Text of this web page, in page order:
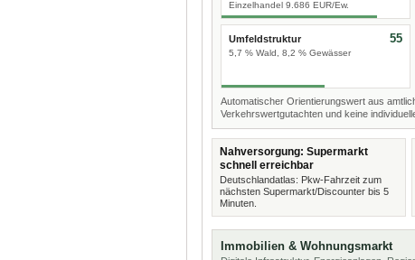
Einzelhandel 9.686 EUR/Ew.
Umfeldstruktur
5,7 % Wald, 8,2 % Gewässer
55
Automatischer Orientierungswert aus
Verkehrswertgutachten und keine
Nahversorgung: Supermarkt
schnell erreichbar
Deutschlandatlas: Pkw-Fahrzeit zum
nächsten Supermarkt/Discounter bis 5
Minuten.
Immobilien & Wohnungsmarkt